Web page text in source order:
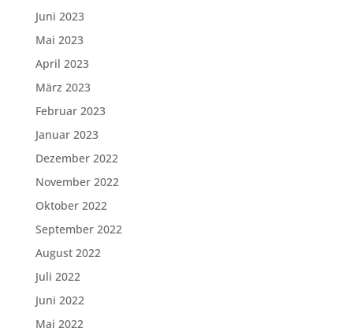
Juni 2023
Mai 2023
April 2023
März 2023
Februar 2023
Januar 2023
Dezember 2022
November 2022
Oktober 2022
September 2022
August 2022
Juli 2022
Juni 2022
Mai 2022